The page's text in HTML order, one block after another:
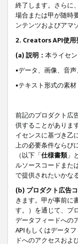
終了します。さらに
場合または甲が随時
ンテンツおよびアマ
2. Creators API使用
(a) 説明： 本ライセ
•データ、画像、音
•テキスト形式の素
前記のプロダクト広
供することがありま
イセンスに基づき乙
上の必要条件なら
（以下「仕様書類」
ルソースコードまた
で提供されたいかな
(b) プロダクト広告
きます。甲が事前に
す。）を通じて、プ
データフィードへの
APIもしくはデータ
ドへのアクセスおよ